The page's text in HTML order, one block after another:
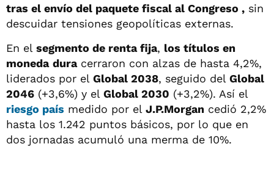
tras el envío del paquete fiscal al Congreso , sin
descuidar tensiones geopolíticas externas.
En el segmento de renta fija, los títulos en
moneda duracerraron con alzas de hasta 4,2%,
liderados por el Global 2038, seguido del Global
2046 (+3,6%) y el Global 2030 (+3,2%). Así el
riesgo país medido por el J.P.Morgan cedió 2,2%
hasta los 1.242 puntos básicos, por lo que en
dos jornadas acumuló una merma de 10%.